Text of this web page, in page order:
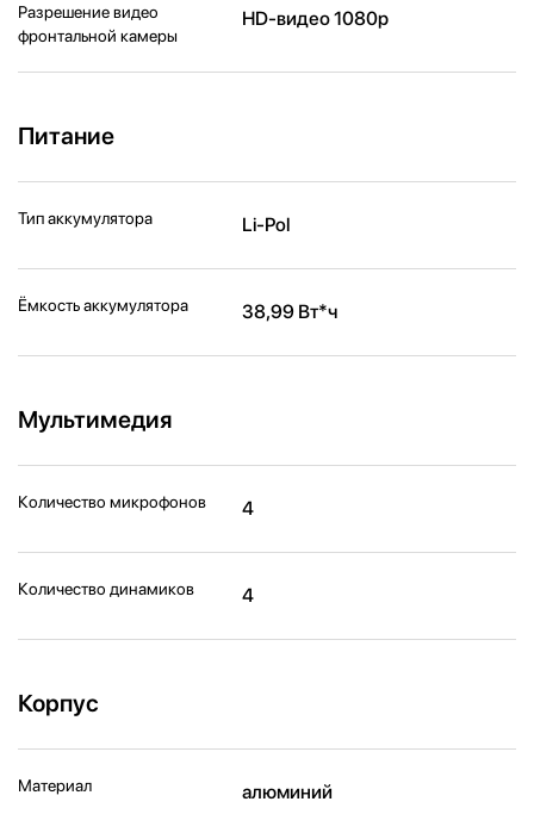
Разрешение видео
фронтальной камеры
HD-видео 1080p
Питание
Тип аккумулятора Li-Pol
Ёмкость аккумулятора 38,99 Вт*ч
Мультимедия
Количество микрофонов 4
Количество динамиков 4
Корпус
Материал алюминий